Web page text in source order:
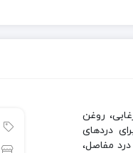
روغن
دردهای
مفاصل،